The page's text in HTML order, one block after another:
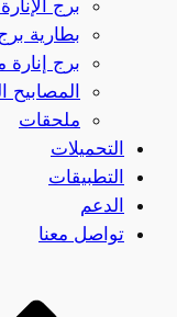
برج
بطارية برج
برج إنارة
المصابيح
ملحقات
التحميلات
التطبيقات
الدعم
تواصل معنا